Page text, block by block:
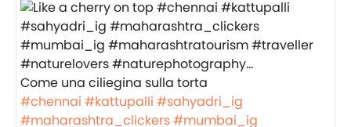
Come una ciliegina sulla torta
#chennai #kattupalli #sahyadri_ig
#maharashtra_clickers#mumbai_ig